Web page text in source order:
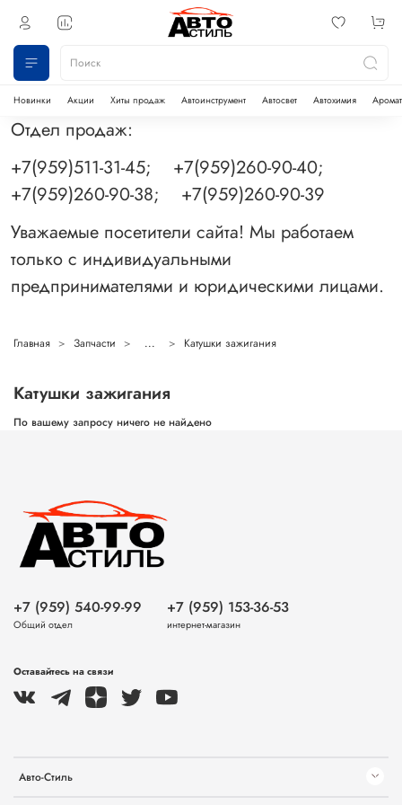
Новинки Акции Хиты продаж Автоинструмент Автосвет Автохимия
Отдел продаж:
+7(959)511-31-45; +7(959)260-90-40;
+7(959)260-90-38; +7(959)260-90-39
Уважаемые посетители сайта! Мы работаем
только с индивидуальными
предпринимателями и юридическими лицами.
Главная Запчасти ... Катушки зажигания
Катушки зажигания
По вашему запросу ничего не найдено
Авто-Стиль
+7 (959) 540-99-99
Общий отдел
+7 (959) 153-36-53
интернет-магазин
Оставайтесь на связи